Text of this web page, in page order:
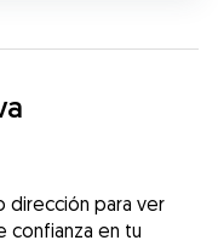
dirección para ver
confianza en tu